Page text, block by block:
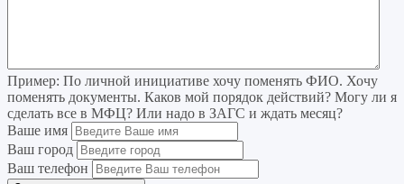
Пример: По личной инициативе хочу поменять ФИО. Хочу
поменять документы. Каков мой порядок действий? Могу ли я
сделать все в МФЦ? Или надо в ЗАГС и ждать месяц?
Ваше имя
Ваш город
Ваш телефон